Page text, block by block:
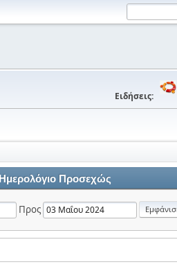
Ειδήσεις:
Ημερολόγιο Προσεχώς
Προς